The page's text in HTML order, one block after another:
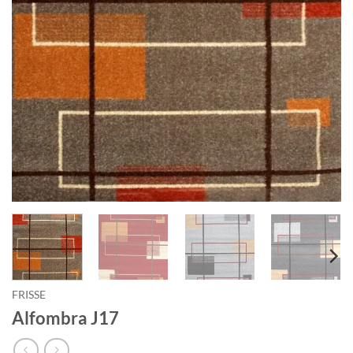
FRISSE
Alfombra J17